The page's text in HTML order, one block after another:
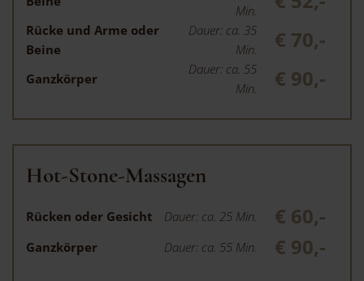
Min.
Rücke und Arme oder
Beine
Dauer: ca. 35
Min.
€ 70,-
Ganzkörper
Dauer: ca. 55
Min.
€ 90,-
Hot-Stone-Massagen
Rücken oder Gesicht Dauer: ca. 25 Min. € 60,-
Ganzkörper Dauer: ca. 55 Min. € 90,-